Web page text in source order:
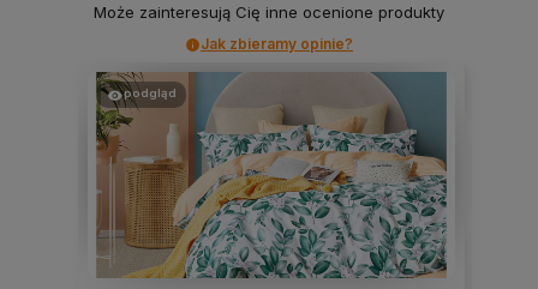
Może zainteresują Cię inne ocenione produkty
Jak zbieramy opinie?
podgląd